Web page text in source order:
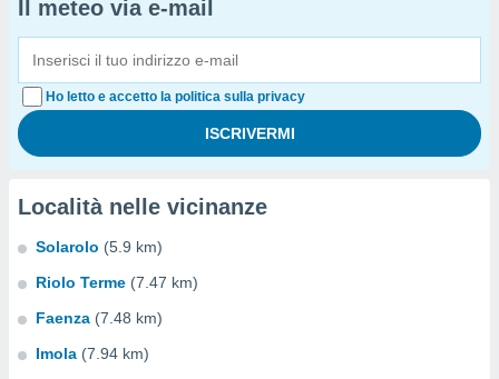
Il meteo via e-mail
Ho letto e accetto la politica sulla privacy
Località nelle vicinanze
Solarolo (5.9 km)
Riolo Terme (7.47 km)
Faenza (7.48 km)
Imola (7.94 km)